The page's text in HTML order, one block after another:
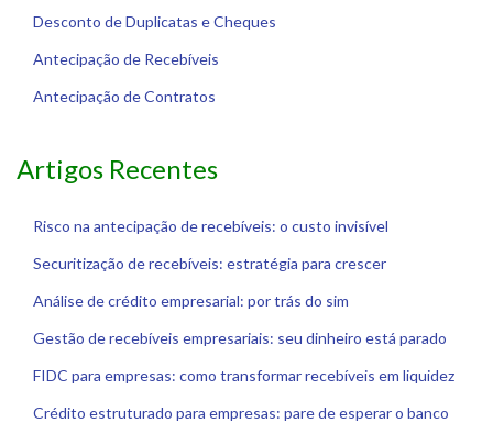
Desconto de Duplicatas e Cheques
Antecipação de Recebíveis
Antecipação de Contratos
Artigos Recentes
Risco na antecipação de recebíveis: o custo invisível
Securitização de recebíveis: estratégia para crescer
Análise de crédito empresarial: por trás do sim
Gestão de recebíveis empresariais: seu dinheiro está parado
FIDC para empresas: como transformar recebíveis em liquidez
Crédito estruturado para empresas: pare de esperar o banco